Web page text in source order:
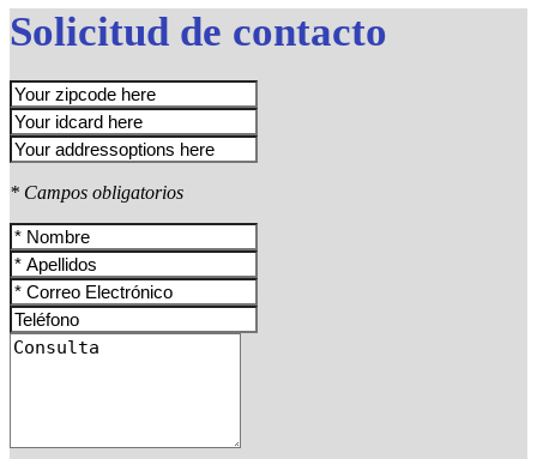
Solicitud de contacto
* Campos obligatorios